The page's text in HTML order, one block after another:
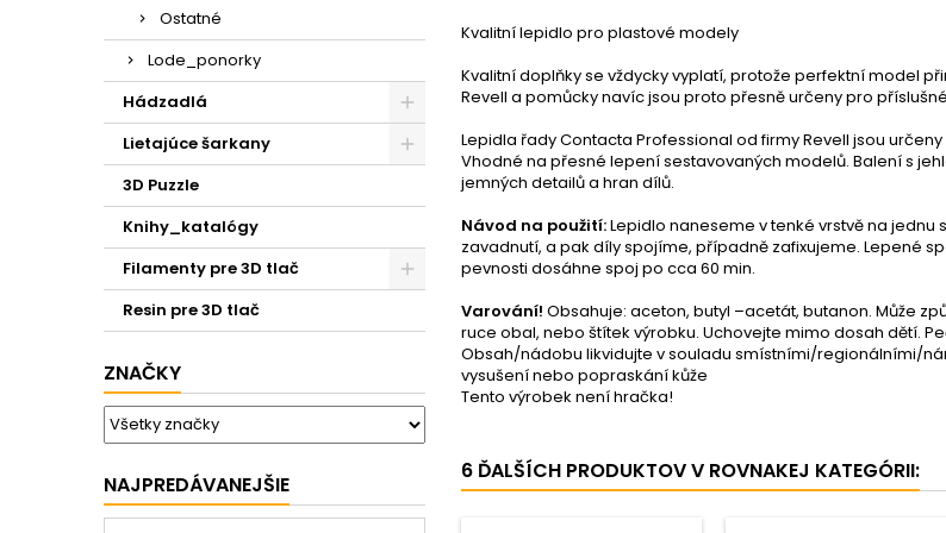
Ostatné
Lode_ponorky
Hádzadlá
Lietajúce šarkany
3D Puzzle
Knihy_katalógy
Filamenty pre 3D tlač
Resin pre 3D tlač
ZNAČKY
NAJPREDÁVANEJŠIE
Kvalitní lepidlo pro plastové modely
Kvalitní doplňky se vždycky vyplatí, protože perfektní model
Revell a pomůcky navíc jsou proto přesně určeny pro
Lepidla řady Contacta Professional od firmy Revell jsou
Vhodné na přesné lepení sestavovaných modelů. Balení s
jemných detailů a hran dílů.
Návod na použití:Lepidlo naneseme v tenké vrstvě na
zavadnutí, a pak díly spojíme, případně zafixujeme. Lepené
pevnosti dosáhne spoj po cca 60 min.
Varování! Obsahuje: aceton, butyl –acetát, butanon. Může
ruce obal, nebo štítek výrobku. Uchovejte mimo dosah dětí.
Obsah/nádobu likvidujte v souladu smístními/regionálními/
vysušení nebo popraskání kůže
Tento výrobek není hračka!
6 ĎALŠÍCH PRODUKTOV V ROVNAKEJ KATEGÓRII: